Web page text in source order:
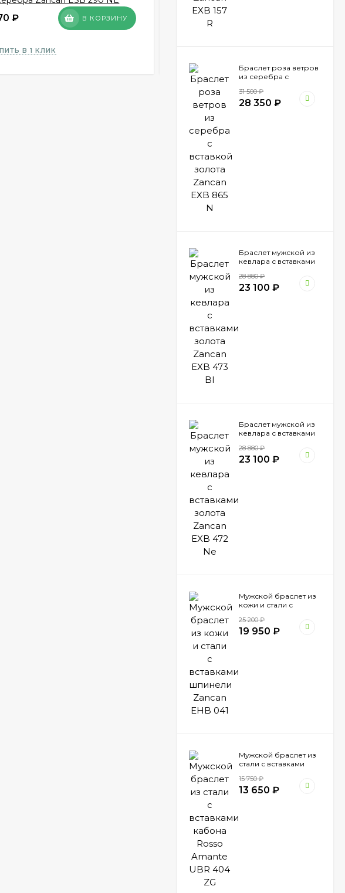
₽ В КОРЗИНУ
В 1 КЛИК
17 750₽
Браслет роза ветров
из серебра с
Zancan EXB 865 N
31 500₽
28 350 ₽
Браслет мужской из
кевлара с вставками
473 BI
28 880₽
23 100 ₽
Браслет мужской из
кевлара с вставками
472 Ne
28 880₽
23 100 ₽
Мужской браслет из
кожи и стали с
Zancan EHB 041
25 200₽
19 950 ₽
Мужской браслет из
стали с вставками
UBR 404 ZG
15 750₽
13 650 ₽